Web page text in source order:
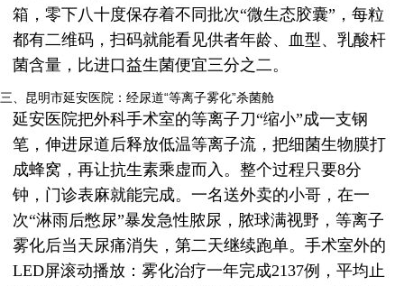
箱，零下八十度保存着不同批次“微生态胶囊”，每粒
都有二维码，扫码就能看见供者年龄、血型、乳酸杆
菌含量，比进口益生菌便宜三分之二。
三、昆明市延安医院：经尿道“等离子雾化”杀菌舱
延安医院把外科手术室的等离子刀“缩小”成一支钢
笔，伸进尿道后释放低温等离子流，把细菌生物膜打
成蜂窝，再让抗生素乘虚而入。整个过程只要8分
钟，门诊表麻就能完成。一名送外卖的小哥，在一
次“淋雨后憋尿”暴发急性脓尿，脓球满视野，等离子
雾化后当天尿痛消失，第二天继续跑单。手术室外的
LED屏滚动播放：雾化治疗一年完成2137例，平均止